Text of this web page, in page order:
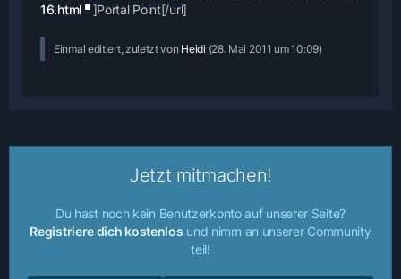
16.html
]Portal Point[/url]
Einmal editiert, zuletzt von Heidi (28. Mai 2011 um 10:09)
Jetzt mitmachen!
Du hast noch kein Benutzerkonto auf unserer Seite?
Registriere dich kostenlos und nimm an unserer Community
teil!